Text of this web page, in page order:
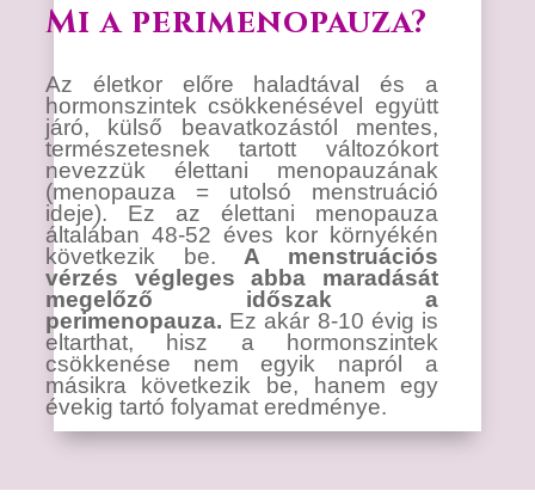
Mi a perimenopauza?
Az életkor előre haladtával és a
hormonszintek csökkenésével együtt
járó, külső beavatkozástól mentes,
természetesnek tartott változókort
nevezzük élettani menopauzának
(menopauza = utolsó menstruáció
ideje). Ez az élettani menopauza
általában 48-52 éves kor környékén
következik be. A menstruációs
vérzés végleges abba maradását
megelőző időszak a
perimenopauza. Ez akár 8-10 évig is
eltarthat, hisz a hormonszintek
csökkenése nem egyik napról a
másikra következik be, hanem egy
évekig tartó folyamat eredménye.